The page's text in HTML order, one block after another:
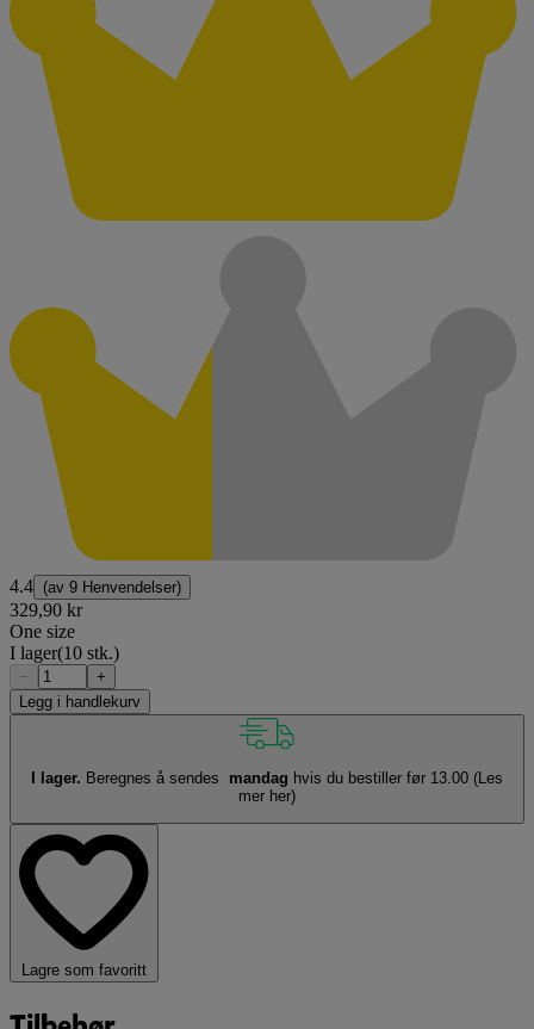
4.4 (av 9 Henvendelser)
329,90 kr
One size
I lager(10 stk.)
−
+
Legg i handlekurv
I lager. Beregnes å sendes mandag hvis du bestiller før 13.00 (Les
mer her)
Lagre som favoritt